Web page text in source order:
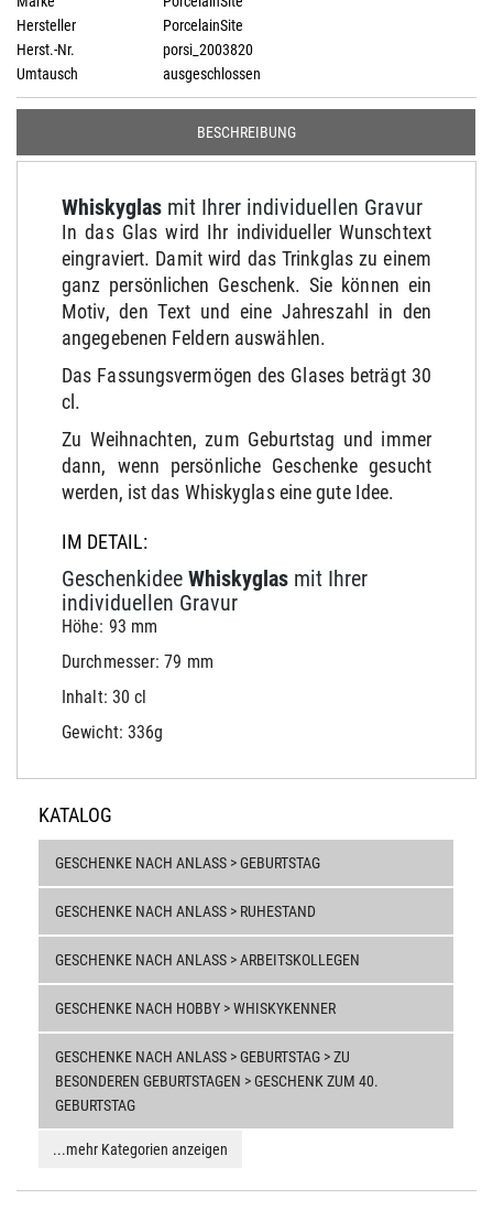
Hersteller
PorcelainSite
Herst.-Nr.
porsi_2003820
Umtausch
ausgeschlossen
BESCHREIBUNG
Whiskyglas mit Ihrer individuellen Gravur
In das Glas wird Ihr individueller Wunschtext
eingraviert. Damit wird das Trinkglas zu einem
ganz persönlichen Geschenk. Sie können ein
Motiv, den Text und eine Jahreszahl in den
angegebenen Feldern auswählen.
Das Fassungsvermögen des Glases beträgt 30
cl.
Zu Weihnachten, zum Geburtstag und immer
dann, wenn persönliche Geschenke gesucht
werden, ist das Whiskyglas eine gute Idee.
IM DETAIL:
Geschenkidee Whiskyglas mit Ihrer
individuellen Gravur
Höhe: 93 mm
Durchmesser: 79 mm
Inhalt: 30 cl
Gewicht: 336g
KATALOG
GESCHENKE NACH ANLASS > GEBURTSTAG
GESCHENKE NACH ANLASS > RUHESTAND
GESCHENKE NACH ANLASS > ARBEITSKOLLEGEN
GESCHENKE NACH HOBBY > WHISKYKENNER
GESCHENKE NACH ANLASS > GEBURTSTAG > ZU
BESONDEREN GEBURTSTAGEN > GESCHENK ZUM 40.
GEBURTSTAG
...mehr Kategorien anzeigen